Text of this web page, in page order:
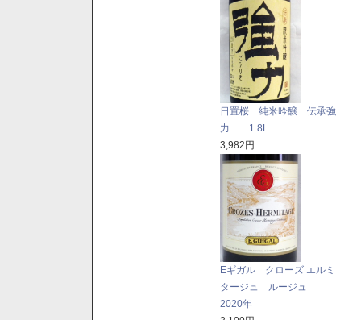
日置桜 純米吟醸 伝承強
力 1.8L
3,982円
Eギガル クローズ エルミ
タージュ ルージュ
2020年